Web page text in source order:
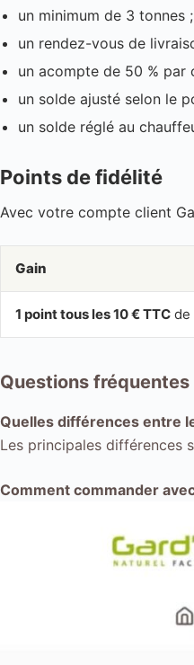
un minimum de 3 tonnes ;
un rendez-vous de
un acompte de 50 % par
un solde ajusté selon le
un solde réglé au
Points de fidélité
Avec votre compte client
Gain
1 point tous les 10 € TTC de
Questions fréquentes
Quelles différences entre
Les principales différences
Comment commander